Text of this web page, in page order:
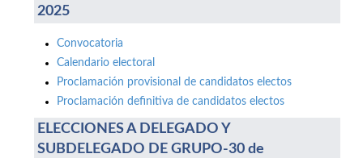
2025
Convocatoria
Calendario electoral
Proclamación provisional de candidatos electos
Proclamación definitiva de candidatos electos
ELECCIONES A DELEGADO Y
SUBDELEGADO DE GRUPO-30 de